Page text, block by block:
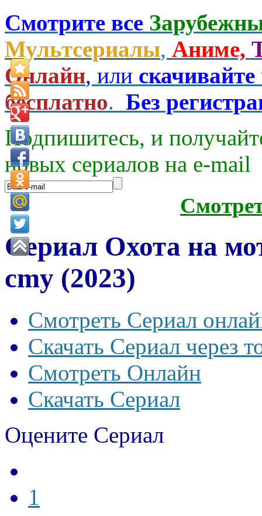
Смотрите все
Мультсериалы, Аниме,
Онлайн, или скачивайте
бесплатно. Без
Подпишитесь, и
новых сериалов на e-mаil
Сериал Охота на
cmy (2023)
Смотреть Сериал
Скачать Сериал через
Смотреть Онлайн
Скачать Сериал
Оцените Сериал
1